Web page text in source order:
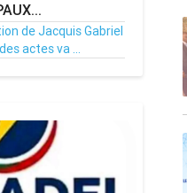
de Jacquis Gabriel
actes va ...
0